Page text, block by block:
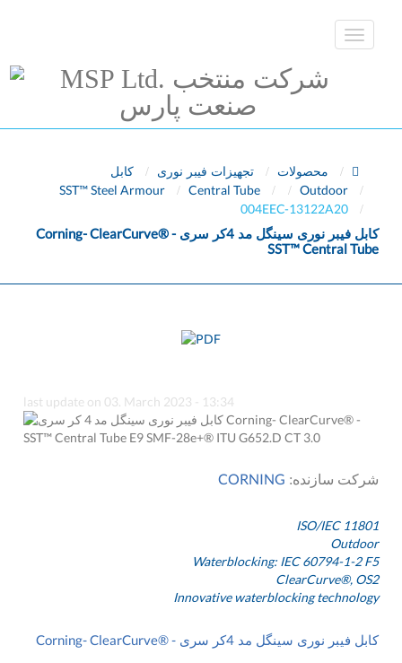
محصولات تجهیزات فیبر نوری کابل
Outdoor
Central Tube
SST™ Steel Armour
004EEC-13122A20
کابل فیبر نوری سینگل مد4کر سریCorning- ClearCurve® -
SST™ Central Tube
last update on 03. March 2023 - 13:34
شرکت سازنده: CORNING
ISO/IEC 11801
Outdoor
Waterblocking: IEC 60794-1-2 F5
ClearCurve®, OS2
Innovative waterblocking technology
کابل فیبر نوری سینگل مد4کر سریCorning- ClearCurve® -